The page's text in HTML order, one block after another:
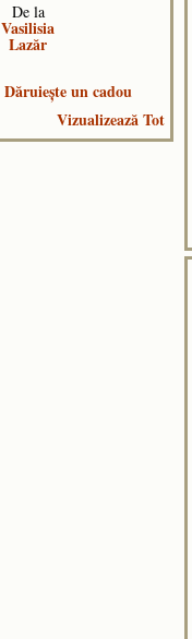
De la
Vasilisia
Lazăr
Dăruieşte un cadou
Vizualizează Tot